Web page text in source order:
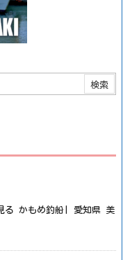
る かもめ釣船| 愛知県 美